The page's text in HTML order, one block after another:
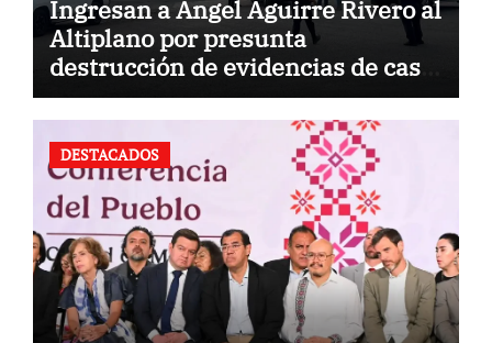
Ingresan a Ángel Aguirre Rivero al
Altiplano por presunta
destrucción de evidencias de caso
Ayotzinapa
DESTACADOS